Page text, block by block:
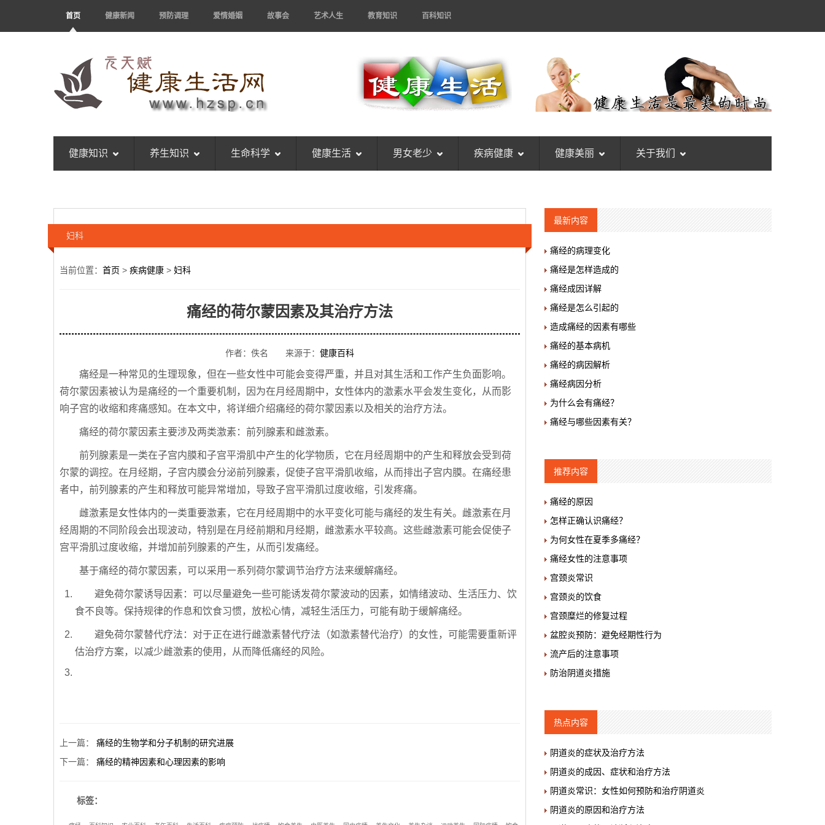
首页 健康新闻 预防调理 爱情婚姻 故事会 艺术人生 教育知识 百科知识
健康知识 养生知识 生命科学 健康生活 男女老少 疾病健康 健康美丽 关于我们
妇科
当前位置： 首页 > 疾病健康 > 妇科
痛经的荷尔蒙因素及其治疗方法
作者：佚名 来源于： 健康百科
痛经是一种常见的生理现象，但在一些女性中可能会变得严重，并且对其生活和工作产生负面影响。
荷尔蒙因素被认为是痛经的一个重要机制，因为在月经周期中，女性体内的激素水平会发生变化，从而影
响子宫的收缩和疼痛感知。在本文中，将详细介绍痛经的荷尔蒙因素以及相关的治疗方法。
痛经的荷尔蒙因素主要涉及两类激素：前列腺素和雌激素。
前列腺素是一类在子宫内膜和子宫平滑肌中产生的化学物质，它在月经周期中的产生和释放会受到荷
尔蒙的调控。在月经期，子宫内膜会分泌前列腺素，促使子宫平滑肌收缩，从而排出子宫内膜。在痛经患
者中，前列腺素的产生和释放可能异常增加，导致子宫平滑肌过度收缩，引发疼痛。
雌激素是女性体内的一类重要激素，它在月经周期中的水平变化可能与痛经的发生有关。雌激素在月
经周期的不同阶段会出现波动，特别是在月经前期和月经期，雌激素水平较高。这些雌激素可能会促使子
宫平滑肌过度收缩，并增加前列腺素的产生，从而引发痛经。
基于痛经的荷尔蒙因素，可以采用一系列荷尔蒙调节治疗方法来缓解痛经。
避免荷尔蒙诱导因素：可以尽量避免一些可能诱发荷尔蒙波动的因素，如情绪波动、生活压力、饮
食不良等。保持规律的作息和饮食习惯，放松心情，减轻生活压力，可能有助于缓解痛经。
避免荷尔蒙替代疗法：对于正在进行雌激素替代疗法（如激素替代治疗）的女性，可能需要重新评
估治疗方案，以减少雌激素的使用，从而降低痛经的风险。
上一篇： 痛经的生物学和分子机制的研究进展
下一篇： 痛经的精神因素和心理因素的影响
标签：
最新内容
痛经的病理变化
痛经是怎样造成的
痛经成因详解
痛经是怎么引起的
造成痛经的因素有哪些
痛经的基本病机
痛经的病因解析
痛经病因分析
为什么会有痛经？
痛经与哪些因素有关？
推荐内容
痛经的原因
怎样正确认识痛经？
为何女性在夏季多痛经？
痛经女性的注意事项
宫颈炎常识
宫颈炎的饮食
宫颈糜烂的修复过程
盆腔炎预防：避免经期性行为
流产后的注意事项
防治阴道炎措施
热点内容
阴道炎的症状及治疗方法
阴道炎的成因、症状和治疗方法
阴道炎常识：女性如何预防和治疗阴道炎
阴道炎的原因和治疗方法